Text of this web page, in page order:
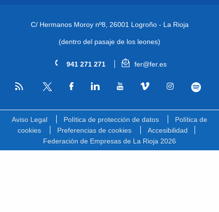
C/ Hermanos Moroy nº8, 26001 Logroño - La Rioja
(dentro del pasaje de los leones)
941 271 271 fer@fer.es
RSS
Aviso Legal Política de protección de datos
Política de
cookies
Preferencias de cookies
Accesibilidad
Federación de Empresas de La Rioja 2026